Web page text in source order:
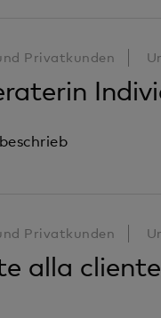
Privatkunden
Privatkunden
alla